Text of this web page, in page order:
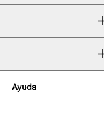
Ayuda